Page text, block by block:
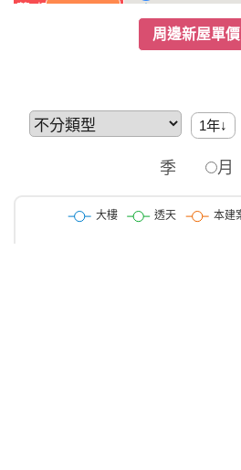
萬/坪
萬/坪
萬/坪
萬/坪
萬/坪
萬/坪
萬/坪
萬/坪
萬/坪
萬/坪
萬/坪
萬/坪
萬/坪
萬/坪
萬/坪
萬/坪
萬/坪
萬/坪
萬/坪
萬/坪
萬/坪
萬/坪
萬/坪
萬/坪
萬/坪
萬/坪
萬/坪
萬/坪
萬/坪
萬/坪
144.1萬/坪
周邊新屋單價
1年↓
季 月